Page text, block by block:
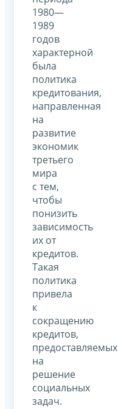
1980—
1989
годов
характерной
была
политика
кредитования,
направленная
на
развитие
экономик
третьего
мира
с тем,
чтобы
понизить
зависимость
их от
кредитов.
Такая
политика
привела
к
сокращению
кредитов,
предоставляемых
на
решение
социальных
задач.